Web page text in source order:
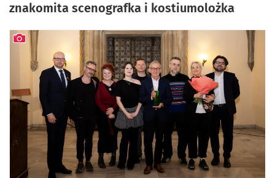
znakomita scenografka i kostiumolożka